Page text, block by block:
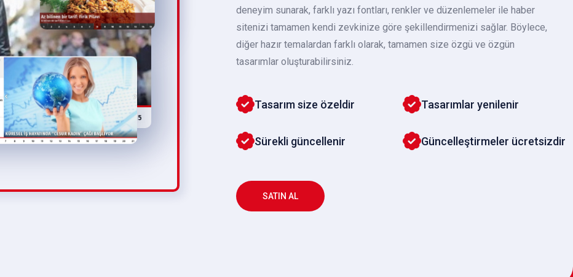
deneyim sunarak, farklı yazı fontları, renkler ve düzenlemeler ile haber
sitenizi tamamen kendi zevkinize göre şekillendirmenizi sağlar. Böylece,
diğer hazır temalardan farklı olarak, tamamen size özgü ve özgün
tasarımlar oluşturabilirsiniz.
Tasarım size özeldir
Sürekli güncellenir
Tasarımlar yenilenir
Güncelleştirmeler ücretsizdir
SATIN AL